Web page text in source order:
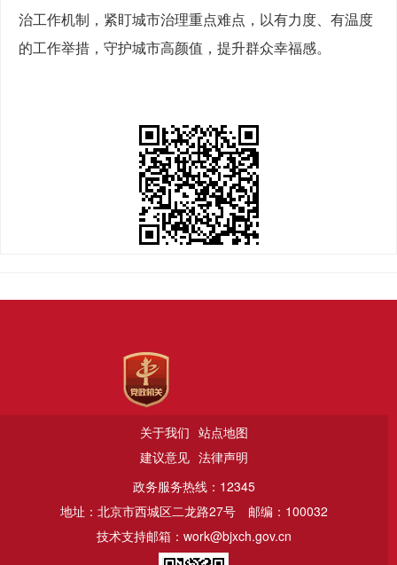
治工作机制，紧盯城市治理重点难点，以有力度、有温度
的工作举措，守护城市高颜值，提升群众幸福感。
关于我们 站点地图
建议意见 法律声明
政务服务热线：12345
地址：北京市西城区二龙路27号
邮编：100032
技术支持邮箱：work@bjxch.gov.cn